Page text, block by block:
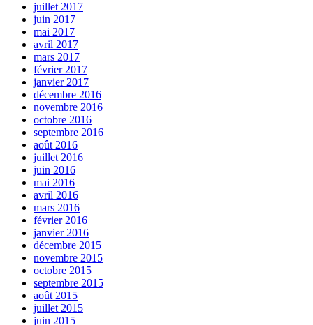
juillet 2017
juin 2017
mai 2017
avril 2017
mars 2017
février 2017
janvier 2017
décembre 2016
novembre 2016
octobre 2016
septembre 2016
août 2016
juillet 2016
juin 2016
mai 2016
avril 2016
mars 2016
février 2016
janvier 2016
décembre 2015
novembre 2015
octobre 2015
septembre 2015
août 2015
juillet 2015
juin 2015